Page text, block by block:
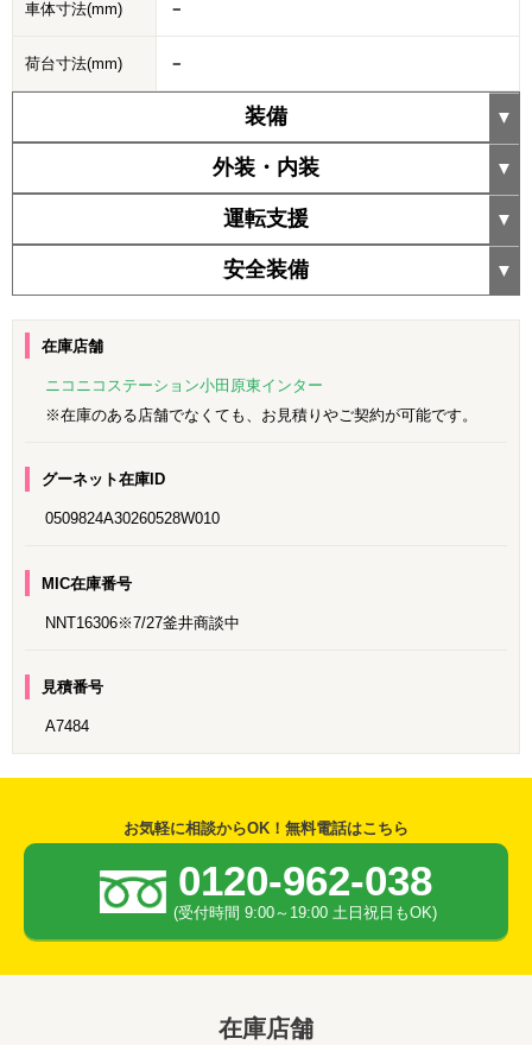
車体寸法(mm) －
荷台寸法(mm) －
装備
外装・内装
運転支援
安全装備
在庫店舗
ニコニコステーション小田原東インター
※在庫のある店舗でなくても、お見積りやご契約が可能です。
グーネット在庫ID
0509824A30260528W010
MIC在庫番号
NNT16306※7/27釜井商談中
見積番号
A7484
お気軽に相談からOK！無料電話はこちら
0120-962-038
(受付時間 9:00～19:00 土日祝日もOK)
在庫店舗